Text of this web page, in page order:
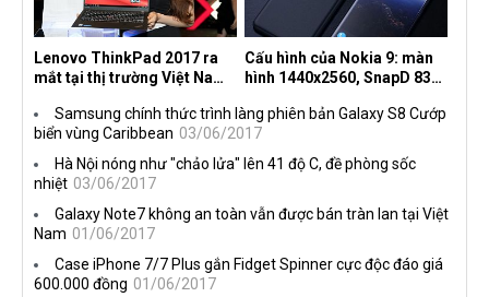
Lenovo ThinkPad 2017 ra
mắt tại thị trường Việt Nam,
Cấu hình của Nokia 9: màn
hình 1440x2560, SnapD 835,
Samsung chính thức trình làng phiên bản Galaxy S8 Cướp
biển vùng Caribbean 03/06/2017
Hà Nội nóng như "chảo lửa" lên 41 độ C, đề phòng sốc
nhiệt 03/06/2017
Galaxy Note7 không an toàn vẫn được bán tràn lan tại Việt
Nam 01/06/2017
Case iPhone 7/7 Plus gắn Fidget Spinner cực độc đáo giá
600.000 đồng 01/06/2017